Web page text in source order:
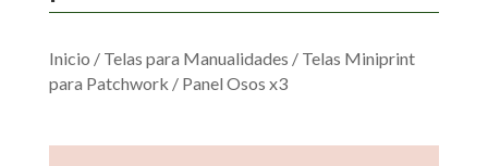
Inicio / Telas para Manualidades / Telas Miniprint
para Patchwork / Panel Osos x3